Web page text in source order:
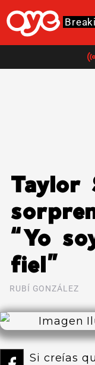
Taylor
“Yo
fiel”
RUBÍ GONZÁLEZ
Si creías